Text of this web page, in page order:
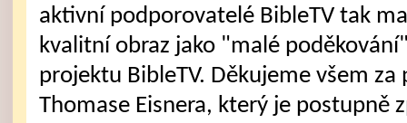
aktivní podporovatelé BibleTV tak
kvalitní obraz jako "malé
projektu BibleTV. Děkujeme všem za
Thomase Eisnera, který je postupně